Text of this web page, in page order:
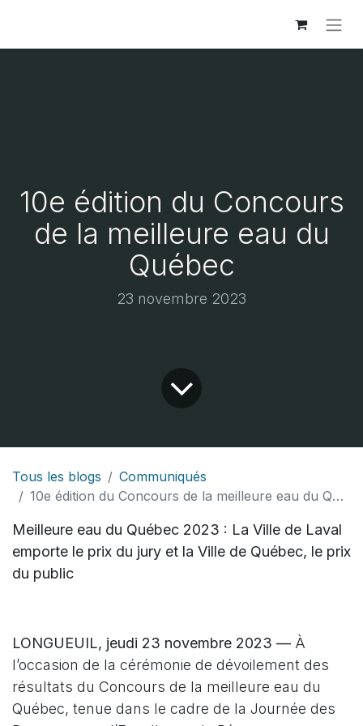
10e édition du Concours
de la meilleure eau du
Québec
23 novembre 2023
Tous les blogs
Communiqués
10e édition du Concours de la meilleure eau du Québec
Meilleure eau du Québec 2023 : La Ville de Laval
emporte le prix du jury et la Ville de Québec, le prix
du public
LONGUEUIL, jeudi 23 novembre 2023 — À
l’occasion de la cérémonie de dévoilement des
résultats du Concours de la meilleure eau du
Québec, tenue dans le cadre de la Journée des